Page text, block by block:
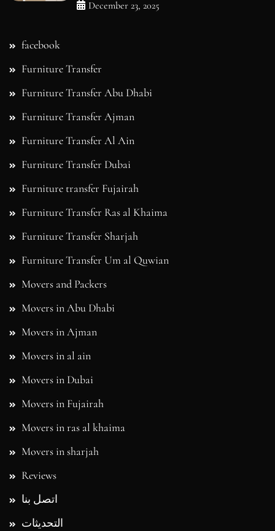
December 23, 2025
facebook
Furniture Transfer
Furniture Transfer Abu Dhabi
Furniture Transfer Ajman
Furniture Transfer Al Ain
Furniture Transfer Dubai
Furniture transfer Fujairah
Furniture Transfer Ras al Khaima
Furniture Transfer Sharjah
Furniture Transfer Um al Quwian
Movers and Packers
Movers in Abu Dhabi
Movers in Ajman
Movers in al ain
Movers in Dubai
Movers in Fujairah
Movers in ras al khaima
Movers in sharjah
Reviews
اتصل بنا
التحديثات